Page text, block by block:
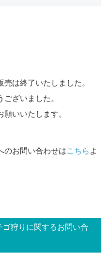
は終了いたしました。
ざいました。
いいたします。
のお問い合わせはこちら よ
狩りに関するお問い合